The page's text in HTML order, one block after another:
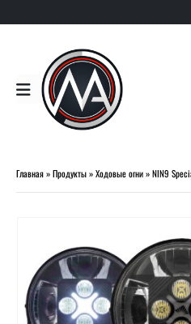
Главная»Продукты»Ходовые огни»NIN9